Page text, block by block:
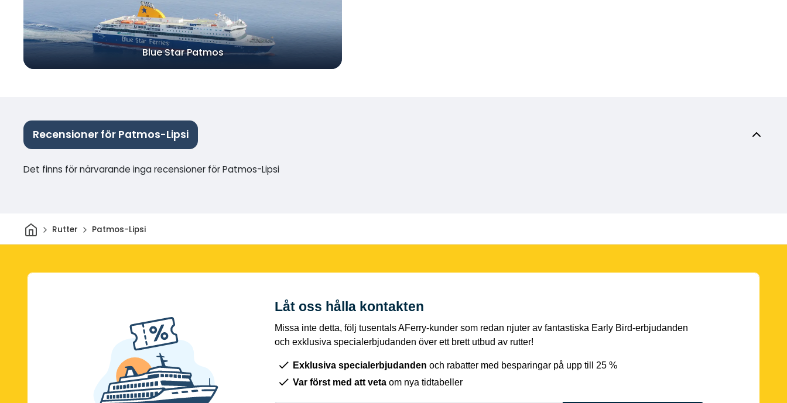
Blue Star Patmos
Recensioner för Patmos-Lipsi
Det finns för närvarande inga recensioner för Patmos-Lipsi
HemRutter Patmos-Lipsi
Låt oss hålla kontakten
Missa inte detta, följ tusentals AFerry-kunder som redan njuter av fantastiska Early Bird-erbjudanden
och exklusiva specialerbjudanden över ett brett utbud av rutter!
Exklusiva specialerbjudanden och rabatter med besparingar på upp till 25 %
Var först med att veta om nya tidtabeller